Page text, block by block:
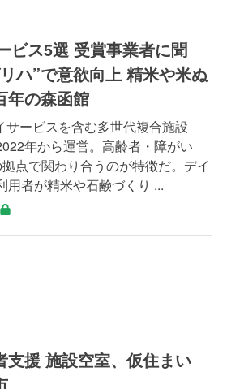
ビス5選 受賞事業者に聞
ハ”で意欲向上 精米や米ぬ
の森函館
サービスを含む多世代複合施設
年から運営。高齢者・障がい
点で関わり合うのが特徴だ。デイ
用者が精米や石鹸づくり ...
支援 施設空室、仮住まい